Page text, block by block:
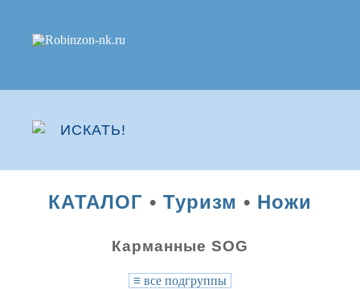
КАТАЛОГ • Туризм • Ножи
Карманные SOG
≡ все подгруппы